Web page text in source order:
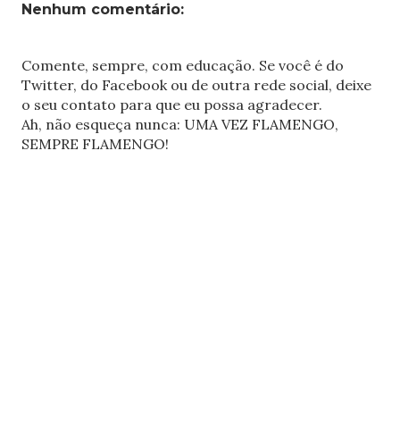
Nenhum comentário:
Comente, sempre, com educação. Se você é do
Twitter, do Facebook ou de outra rede social, deixe
o seu contato para que eu possa agradecer.
Ah, não esqueça nunca: UMA VEZ FLAMENGO,
SEMPRE FLAMENGO!